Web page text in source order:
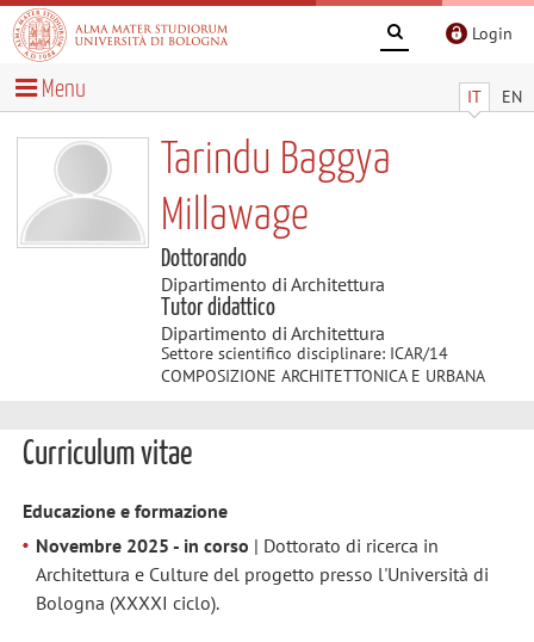
Login
IT EN
Menu
Tarindu Baggya
Millawage
Dottorando
Dipartimento di Architettura
Tutor didattico
Dipartimento di Architettura
Settore scientifico disciplinare: ICAR/14
COMPOSIZIONE ARCHITETTONICA E URBANA
Curriculum vitae
Educazione e formazione
Novembre 2025 - in corso | Dottorato di ricerca in
Architettura e Culture del progetto presso l'Università di
Bologna (XXXXI ciclo).